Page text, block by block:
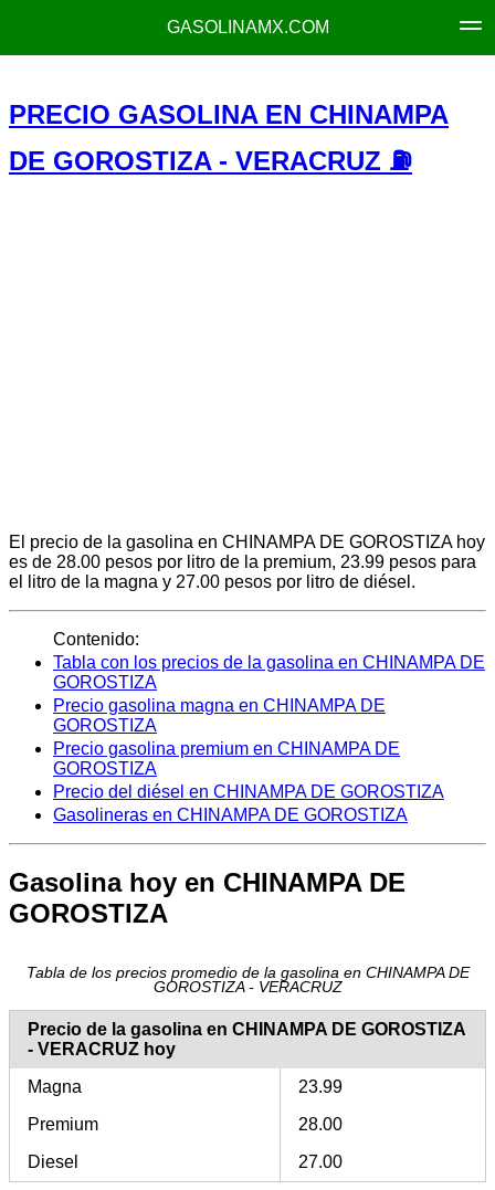
GASOLINAMX.COM
PRECIO GASOLINA EN CHINAMPA
DE GOROSTIZA - VERACRUZ ⛽
El precio de la gasolina en CHINAMPA DE GOROSTIZA hoy
es de 28.00 pesos por litro de la premium, 23.99 pesos para
el litro de la magna y 27.00 pesos por litro de diésel.
Contenido:
Tabla con los precios de la gasolina en CHINAMPA DE
GOROSTIZA
Precio gasolina magna en CHINAMPA DE
GOROSTIZA
Precio gasolina premium en CHINAMPA DE
GOROSTIZA
Precio del diésel en CHINAMPA DE GOROSTIZA
Gasolineras en CHINAMPA DE GOROSTIZA
Gasolina hoy en CHINAMPA DE
GOROSTIZA
Tabla de los precios promedio de la gasolina en CHINAMPA DE
GOROSTIZA - VERACRUZ
Precio de la gasolina en CHINAMPA DE GOROSTIZA
- VERACRUZ hoy
Magna
23.99
Premium
28.00
Diesel
27.00